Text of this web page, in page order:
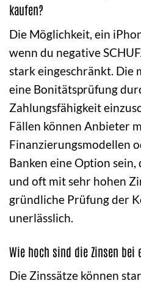
kaufen?
Die Möglichkeit, ein
wenn du negative
stark eingeschränkt. Die
eine Bonitätsprüfung
Zahlungsfähigkeit
Fällen können Anbieter
Finanzierungsmodellen
Banken eine Option
und oft mit sehr hohen
gründliche Prüfung der
unerlässlich.
Wie hoch sind die Zinsen bei
Die Zinssätze können